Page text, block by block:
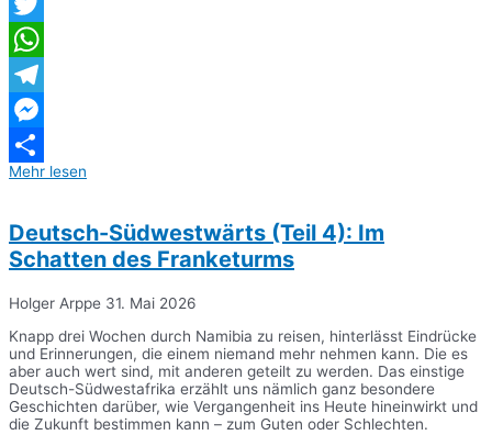
Facebook
Twitter
WhatsApp
Telegram
Messenger
Teilen
Mehr lesen
Deutsch-Südwestwärts (Teil 4): Im
Schatten des Franketurms
Holger Arppe 31. Mai 2026
Knapp drei Wochen durch Namibia zu reisen, hinterlässt Eindrücke
und Erinnerungen, die einem niemand mehr nehmen kann. Die es
aber auch wert sind, mit anderen geteilt zu werden. Das einstige
Deutsch-Südwestafrika erzählt uns nämlich ganz besondere
Geschichten darüber, wie Vergangenheit ins Heute hineinwirkt und
die Zukunft bestimmen kann – zum Guten oder Schlechten.